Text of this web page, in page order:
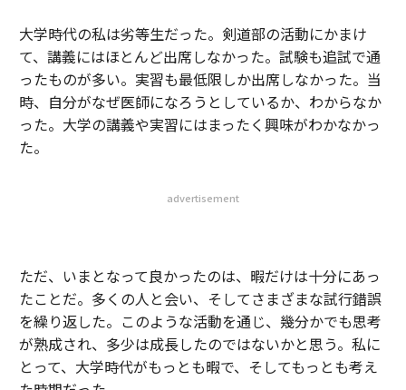
大学時代の私は劣等生だった。剣道部の活動にかまけ
て、講義にはほとんど出席しなかった。試験も追試で通
ったものが多い。実習も最低限しか出席しなかった。当
時、自分がなぜ医師になろうとしているか、わからなか
った。大学の講義や実習にはまったく興味がわかなかっ
た。
advertisement
ただ、いまとなって良かったのは、暇だけは十分にあっ
たことだ。多くの人と会い、そしてさまざまな試行錯誤
を繰り返した。このような活動を通じ、幾分かでも思考
が熟成され、多少は成長したのではないかと思う。私に
とって、大学時代がもっとも暇で、そしてもっとも考え